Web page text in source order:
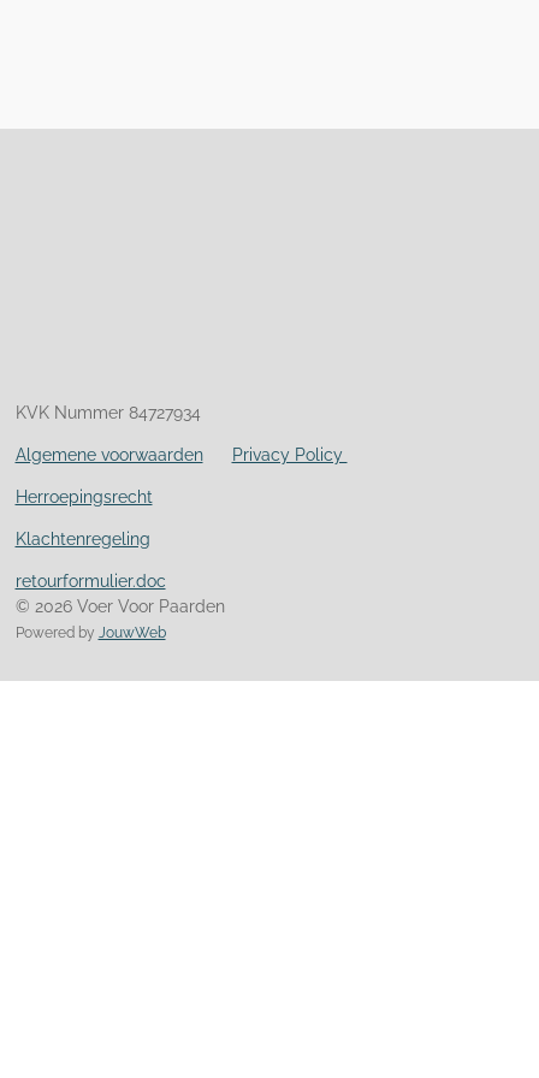
KVK Nummer 84727934
Algemene voorwaarden Privacy Policy
Herroepingsrecht
Klachtenregeling
retourformulier.doc
© 2026 Voer Voor Paarden
Powered by JouwWeb